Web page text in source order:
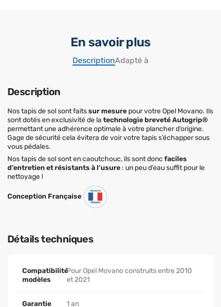
En savoir plus
DescriptionAdapté à
Description
Nos tapis de sol sont faitssur mesure pour votre Opel Movano. Ils
sont dotés en exclusivité de la technologie breveté Autogrip®
permettant une adhérence optimale à votre plancher d’origine.
Gage de sécurité cela évitera de voir votre tapis s’échapper sous
vous pédales.
Nos tapis de sol sont en caoutchouc, ils sont donc faciles
d’entretien et résistants à l’usure : un peu d’eau suffit pour le
nettoyage !
Conception Française
Détails techniques
Compatibilité
modèles
Pour Opel Movano construits entre 2010
et 2021
Garantie 1 an